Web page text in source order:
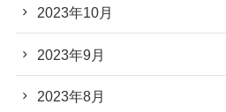
2023年10月
2023年9月
2023年8月